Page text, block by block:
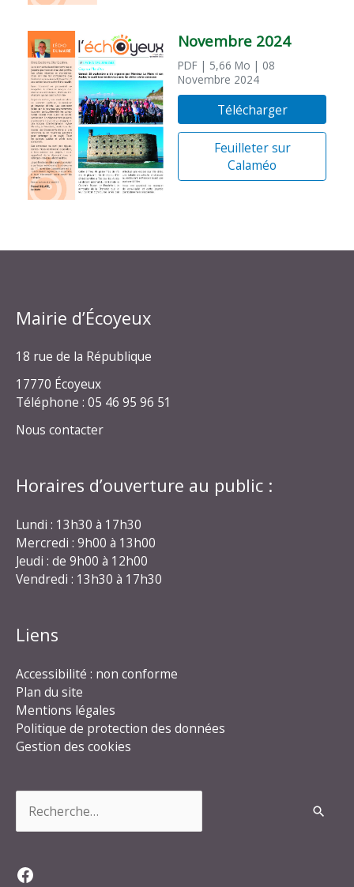
Novembre 2024
PDF | 5,66 Mo | 08
Novembre 2024
Télécharger
Feuilleter sur
Calaméo
Mairie d’Écoyeux
18 rue de la République
17770 Écoyeux
Téléphone : 05 46 95 96 51
Nous contacter
Horaires d’ouverture au public :
Lundi : 13h30 à 17h30
Mercredi : 9h00 à 13h00
Jeudi : de 9h00 à 12h00
Vendredi : 13h30 à 17h30
Liens
Accessibilité : non conforme
Plan du site
Mentions légales
Politique de protection des données
Gestion des cookies
Facebook